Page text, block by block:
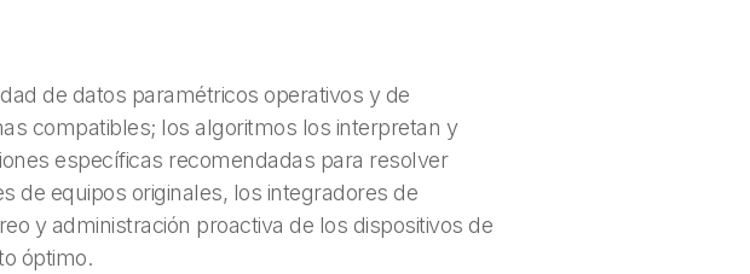
de datos paramétricos operativos y de
compatibles; los algoritmos los interpretan y
específicas recomendadas para resolver
de equipos originales, los integradores de
y administración proactiva de los dispositivos de
óptimo.